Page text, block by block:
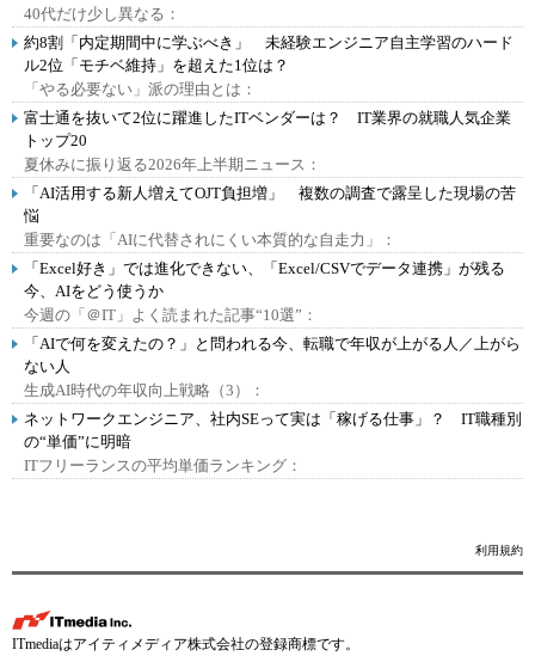
40代だけ少し異なる：
約8割「内定期間中に学ぶべき」 未経験エンジニア自主学習のハード
ル2位「モチベ維持」を超えた1位は？
「やる必要ない」派の理由とは：
富士通を抜いて2位に躍進したITベンダーは？ IT業界の就職人気企業
トップ20
夏休みに振り返る2026年上半期ニュース：
「AI活用する新人増えてOJT負担増」 複数の調査で露呈した現場の苦
悩
重要なのは「AIに代替されにくい本質的な自走力」：
「Excel好き」では進化できない、「Excel/CSVでデータ連携」が残る
今、AIをどう使うか
今週の「＠IT」よく読まれた記事“10選”：
「AIで何を変えたの？」と問われる今、転職で年収が上がる人／上がら
ない人
生成AI時代の年収向上戦略（3）：
ネットワークエンジニア、社内SEって実は「稼げる仕事」？ IT職種別
の“単価”に明暗
ITフリーランスの平均単価ランキング：
利用規約
ITmediaはアイティメディア株式会社の登録商標です。